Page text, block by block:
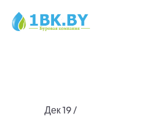
Дек 19/